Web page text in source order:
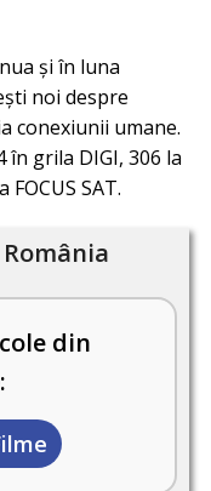
și în luna
noi despre
conexiunii umane.
grila DIGI, 306 la
FOCUS SAT.
din